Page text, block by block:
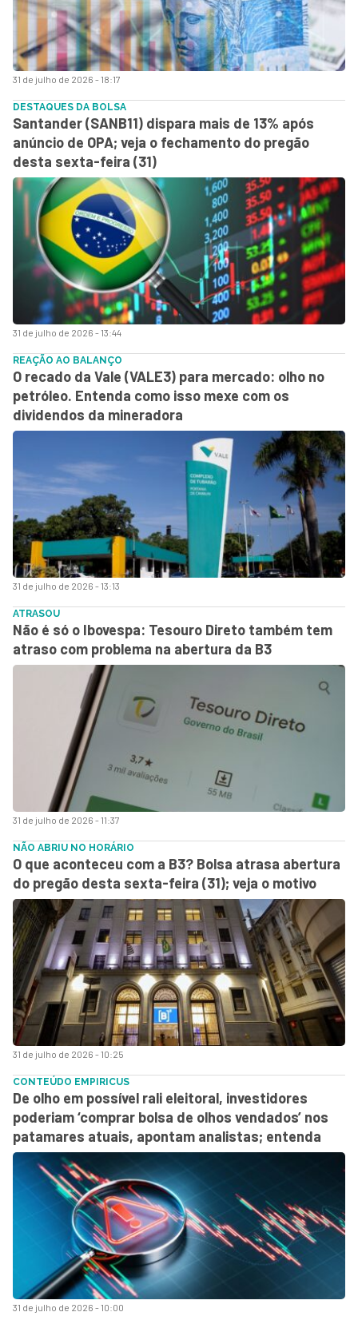
31 de julho de 2026 - 18:17
31 de julho de 2026 - 13:44
DESTAQUES DA BOLSA
Santander (SANB11) dispara mais de 13% após
anúncio de OPA; veja o fechamento do pregão
desta sexta-feira (31)
31 de julho de 2026 - 13:13
REAÇÃO AO BALANÇO
O recado da Vale (VALE3) para mercado: olho no
petróleo. Entenda como isso mexe com os
dividendos da mineradora
31 de julho de 2026 - 11:37
ATRASOU
Não é só o Ibovespa: Tesouro Direto também tem
atraso com problema na abertura da B3
31 de julho de 2026 - 10:25
NÃO ABRIU NO HORÁRIO
O que aconteceu com a B3? Bolsa atrasa abertura
do pregão desta sexta-feira (31); veja o motivo
31 de julho de 2026 - 10:00
CONTEÚDO EMPIRICUS
De olho em possível rali eleitoral, investidores
poderiam ‘comprar bolsa de olhos vendados’ nos
patamares atuais, apontam analistas; entenda